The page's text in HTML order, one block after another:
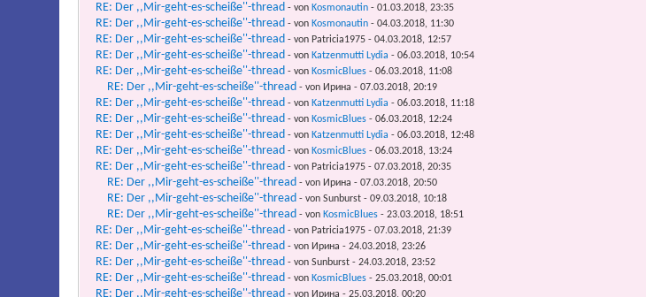
RE: Der ,,Mir-geht-es-scheiße''-thread - von Kosmonautin- 01.03.2018, 23:35
RE: Der ,,Mir-geht-es-scheiße''-thread - von Kosmonautin- 04.03.2018, 11:30
RE: Der ,,Mir-geht-es-scheiße''-thread - von Patricia1975 - 04.03.2018, 12:57
RE: Der ,,Mir-geht-es-scheiße''-thread - von Katzenmutti Lydia - 06.03.2018, 10:54
RE: Der ,,Mir-geht-es-scheiße''-thread - von KosmicBlues- 06.03.2018, 11:08
RE: Der ,,Mir-geht-es-scheiße''-thread - von Ирина - 07.03.2018, 20:19
RE: Der ,,Mir-geht-es-scheiße''-thread - von Katzenmutti Lydia - 06.03.2018, 11:18
RE: Der ,,Mir-geht-es-scheiße''-thread - von KosmicBlues- 06.03.2018, 12:24
RE: Der ,,Mir-geht-es-scheiße''-thread - von Katzenmutti Lydia - 06.03.2018, 12:48
RE: Der ,,Mir-geht-es-scheiße''-thread - von KosmicBlues- 06.03.2018, 13:24
RE: Der ,,Mir-geht-es-scheiße''-thread - von Patricia1975 - 07.03.2018, 20:35
RE: Der ,,Mir-geht-es-scheiße''-thread - von Ирина - 07.03.2018, 20:50
RE: Der ,,Mir-geht-es-scheiße''-thread - von Sunburst - 09.03.2018, 10:18
RE: Der ,,Mir-geht-es-scheiße''-thread - von KosmicBlues- 23.03.2018, 18:51
RE: Der ,,Mir-geht-es-scheiße''-thread - von Patricia1975 - 07.03.2018, 21:39
RE: Der ,,Mir-geht-es-scheiße''-thread - von Ирина - 24.03.2018, 23:26
RE: Der ,,Mir-geht-es-scheiße''-thread - von Sunburst - 24.03.2018, 23:52
RE: Der ,,Mir-geht-es-scheiße''-thread - von KosmicBlues- 25.03.2018, 00:01
RE: Der ,,Mir-geht-es-scheiße''-thread - von Ирина - 25.03.2018, 00:20